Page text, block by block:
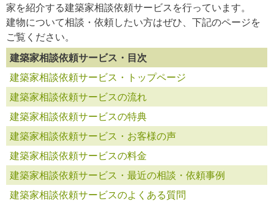
家を紹介する建築家相談依頼サービスを行っています。
建物について相談・依頼したい方はぜひ、下記のページを
ご覧ください。
建築家相談依頼サービス・目次
建築家相談依頼サービス・トップページ
建築家相談依頼サービスの流れ
建築家相談依頼サービスの特典
建築家相談依頼サービス・お客様の声
建築家相談依頼サービスの料金
建築家相談依頼サービス・最近の相談・依頼事例
建築家相談依頼サービスのよくある質問